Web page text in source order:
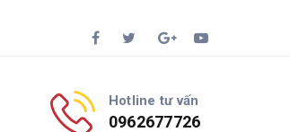
Hotline tư vấn
0962677726